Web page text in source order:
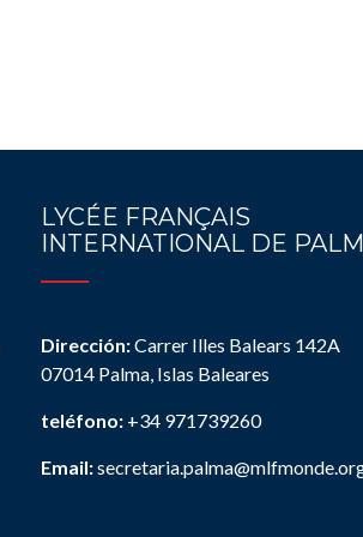
LYCÉE FRANÇAIS
INTERNATIONAL DE
Dirección:Carrer Illes Balears 142A
07014 Palma, Islas Baleares
teléfono: +34 971739260
Email: